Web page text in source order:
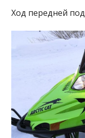
Ход передней